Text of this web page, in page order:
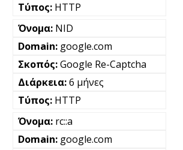
HTTP
NID
google.com
Google Re-Captcha
6 μήνες
HTTP
rc::a
google.com